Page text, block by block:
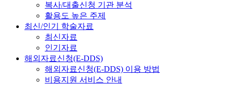
복사/대출신청 기관 분석
활용도 높은 주제
최신/인기 학술자료
최신자료
인기자료
해외자료신청(E-DDS)
해외자료신청(E-DDS) 이용 방법
비용지원 서비스 안내